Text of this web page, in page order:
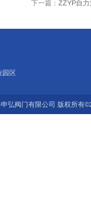
下一篇： ZZYP自
园区
申弘阀门有限公司 版权所有